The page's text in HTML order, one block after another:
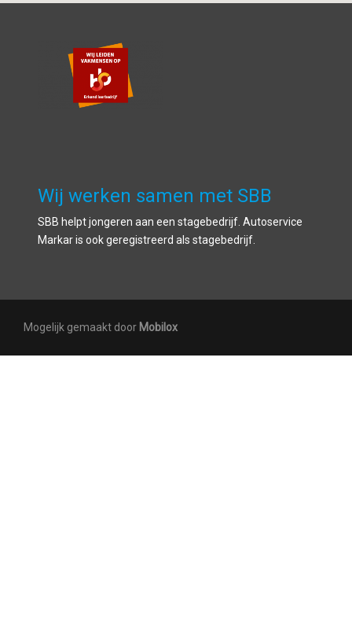
Wij werken samen met SBB
SBB helpt jongeren aan een stagebedrijf. Autoservice
Markar is ook geregistreerd als stagebedrijf.
Mogelijk gemaakt door Mobilox